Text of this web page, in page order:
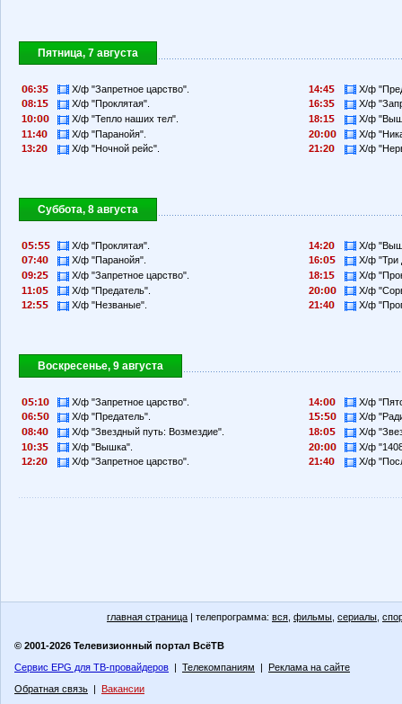
Пятница, 7 августа
6:3
Х/ф "Запретное царство".
8:1
Х/ф "Проклятая".
1
:
Х/ф "Тепло наших тел".
11:4
Х/ф "Паранойя".
13:2
Х/ф "Ночной рейс".
14:4
Х/ф
16:3
Х/ф
18:1
Х/ф
2
:
Х/ф
21:2
Х/ф
Суббота, 8 августа
:
Х/ф "Проклятая".
7:4
Х/ф "Паранойя".
9:2
Х/ф "Запретное царство".
11:
Х/ф "Предатель".
12:
Х/ф "Незваные".
14:2
Х/ф
16:
Х/ф "Три
18:1
Х/ф
2
:
Х/ф
21:4
Х/ф
Воскресенье, 9 августа
:1
Х/ф "Запретное царство".
6:
Х/ф "Предатель".
8:4
Х/ф "Звездный путь: Возмездие".
1
:3
Х/ф "Вышка".
12:2
Х/ф "Запретное царство".
14:
Х/ф
1
:
Х/ф
18:
Х/ф
2
:
Х/ф
21:4
Х/ф
главная страница | телепрограмма: вся фильмы сериалы
© 2001-2026 Телевизионный портал ВсёТВ
Сервис EPG для ТВ-провайдеров | Телекомпаниям | Реклама на сайте
Обратная связь | Вакансии